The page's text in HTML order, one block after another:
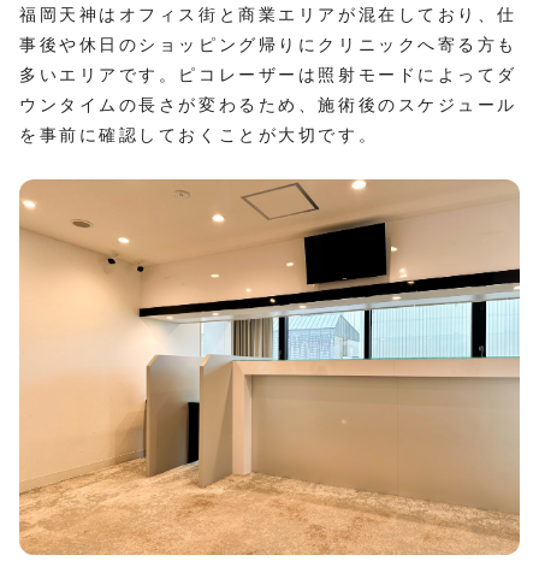
福岡天神はオフィス街と商業エリアが混在しており、仕
事後や休日のショッピング帰りにクリニックへ寄る方も
多いエリアです。ピコレーザーは照射モードによってダ
ウンタイムの長さが変わるため、施術後のスケジュール
を事前に確認しておくことが大切です。